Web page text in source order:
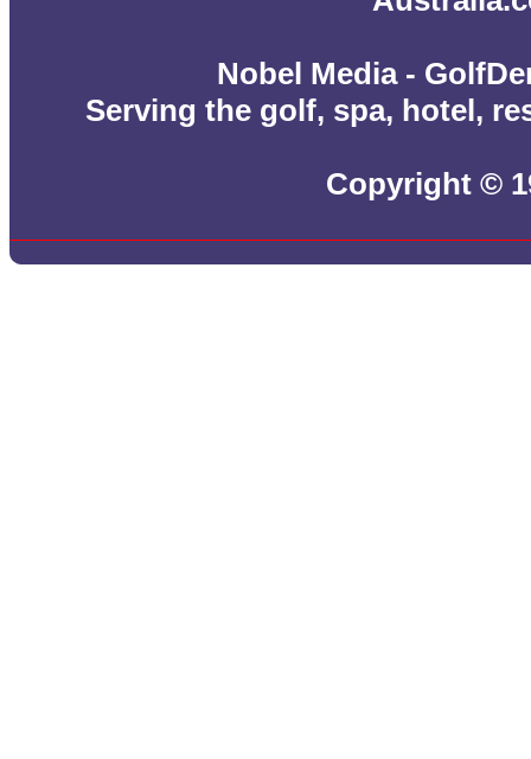
Nobel Media -
Serving the golf, spa, hotel,
Copyright ©